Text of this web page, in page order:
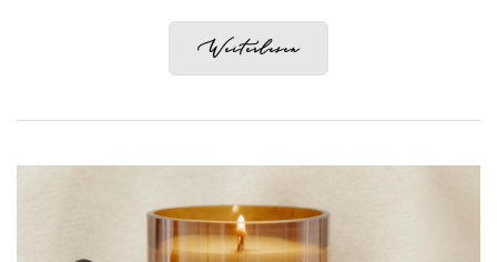
Weiterlesen